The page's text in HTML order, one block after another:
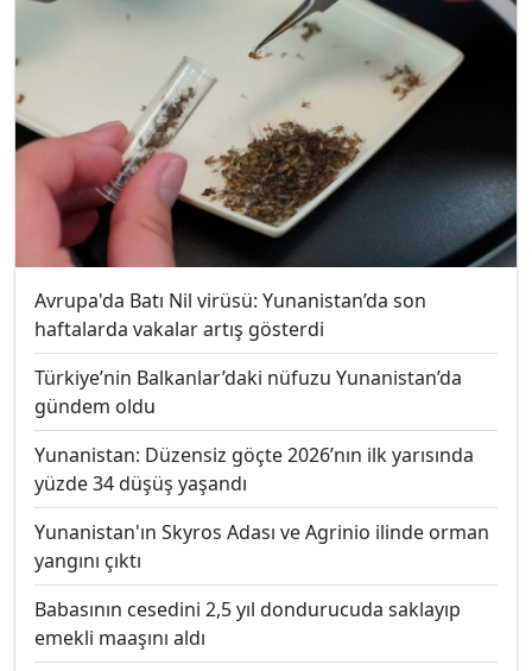
Avrupa'da Batı Nil virüsü: Yunanistan’da son
haftalarda vakalar artış gösterdi
Türkiye’nin Balkanlar’daki nüfuzu Yunanistan’da
gündem oldu
Yunanistan: Düzensiz göçte 2026’nın ilk yarısında
yüzde 34 düşüş yaşandı
Yunanistan'ın Skyros Adası ve Agrinio ilinde orman
yangını çıktı
Babasının cesedini 2,5 yıl dondurucuda saklayıp
emekli maaşını aldı